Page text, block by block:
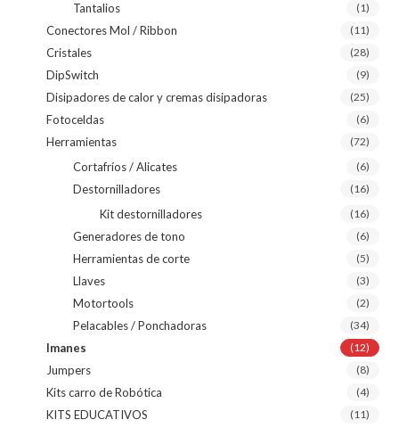
Tantalios (1)
Conectores Mol / Ribbon (11)
Cristales (28)
DipSwitch (9)
Disipadores de calor y cremas disipadoras (25)
Fotoceldas (6)
Herramientas (72)
Cortafríos / Alicates (6)
Destornilladores (16)
Kit destornilladores (16)
Generadores de tono (6)
Herramientas de corte (5)
Llaves (3)
Motortools (2)
Pelacables / Ponchadoras (34)
Imanes (12)
Jumpers (8)
Kits carro de Robótica (4)
KITS EDUCATIVOS (11)